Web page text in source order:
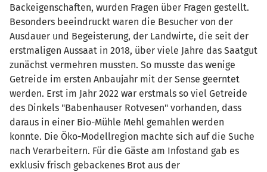
Backeigenschaften, wurden Fragen über Fragen gestellt.
Besonders beeindruckt waren die Besucher von der
Ausdauer und Begeisterung, der Landwirte, die seit der
erstmaligen Aussaat in 2018, über viele Jahre das Saatgut
zunächst vermehren mussten. So musste das wenige
Getreide im ersten Anbaujahr mit der Sense geerntet
werden. Erst im Jahr 2022 war erstmals so viel Getreide
des Dinkels "Babenhauser Rotvesen" vorhanden, dass
daraus in einer Bio-Mühle Mehl gemahlen werden
konnte. Die Öko-Modellregion machte sich auf die Suche
nach Verarbeitern. Für die Gäste am Infostand gab es
exklusiv frisch gebackenes Brot aus der